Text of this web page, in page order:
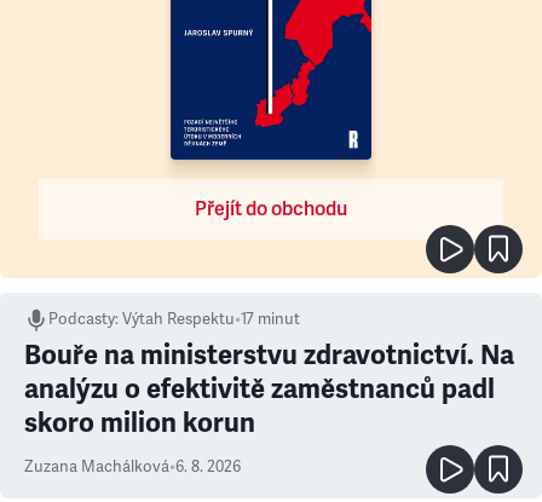
Přejít do obchodu
Podcasty:Výtah Respektu•17 minut
Bouře na ministerstvu zdravotnictví. Na
analýzu o efektivitě zaměstnanců padl
skoro milion korun
Zuzana Machálková•6. 8. 2026